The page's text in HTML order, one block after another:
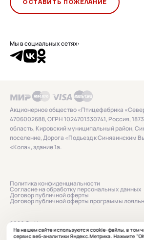
Мы в социальных сетях:
ОСТАВИТЬ ПОЖЕЛАНИЕ
Политика конфиденциальности
Согласие на обработку персональных данных
Договор публичной оферты
Договор публичной оферты программы
2026 © «Нашенька»
Акционерное общество «Птицефабрика
4706002688, ОГРН 1024701330741, Россия,
область, Кировский муниципальный район,
поселение, Дорога «Подъезд к Синявинским
«Кола», здание 1а.
На нашем сайте используются cookie-файлы, в том
сервис веб-аналитики Яндекс.Метрика. Нажмите